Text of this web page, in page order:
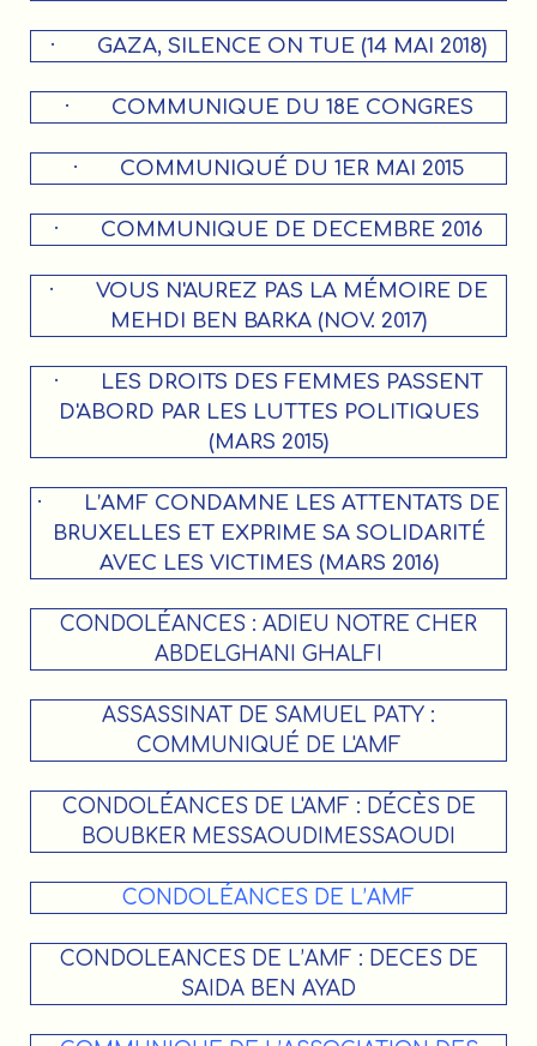
· GAZA, SILENCE ON TUE (14 MAI 2018)
· COMMUNIQUE DU 18E CONGRES
· COMMUNIQUÉ DU 1ER MAI 2015
· COMMUNIQUE DE DECEMBRE 2016
· VOUS N'AUREZ PAS LA MÉMOIRE DE
MEHDI BEN BARKA (NOV. 2017)
·
LES DROITS DES FEMMES PASSENT
D'ABORD PAR LES LUTTES POLITIQUES
(MARS 2015)
·
L’AMF CONDAMNE LES ATTENTATS DE
BRUXELLES ET EXPRIME SA SOLIDARITÉ
AVEC LES VICTIMES (MARS 2016)
CONDOLÉANCES : ADIEU NOTRE CHER
ABDELGHANI GHALFI
ASSASSINAT DE SAMUEL PATY :
COMMUNIQUÉ DE L'AMF
CONDOLÉANCES DE L'AMF : DÉCÈS DE
BOUBKER MESSAOUDIMESSAOUDI
CONDOLÉANCES DE L’AMF
CONDOLEANCES DE L’AMF : DECES DE
SAIDA BEN AYAD